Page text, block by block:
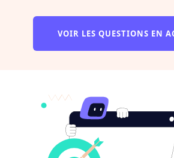
VOIR LES QUESTIONS EN